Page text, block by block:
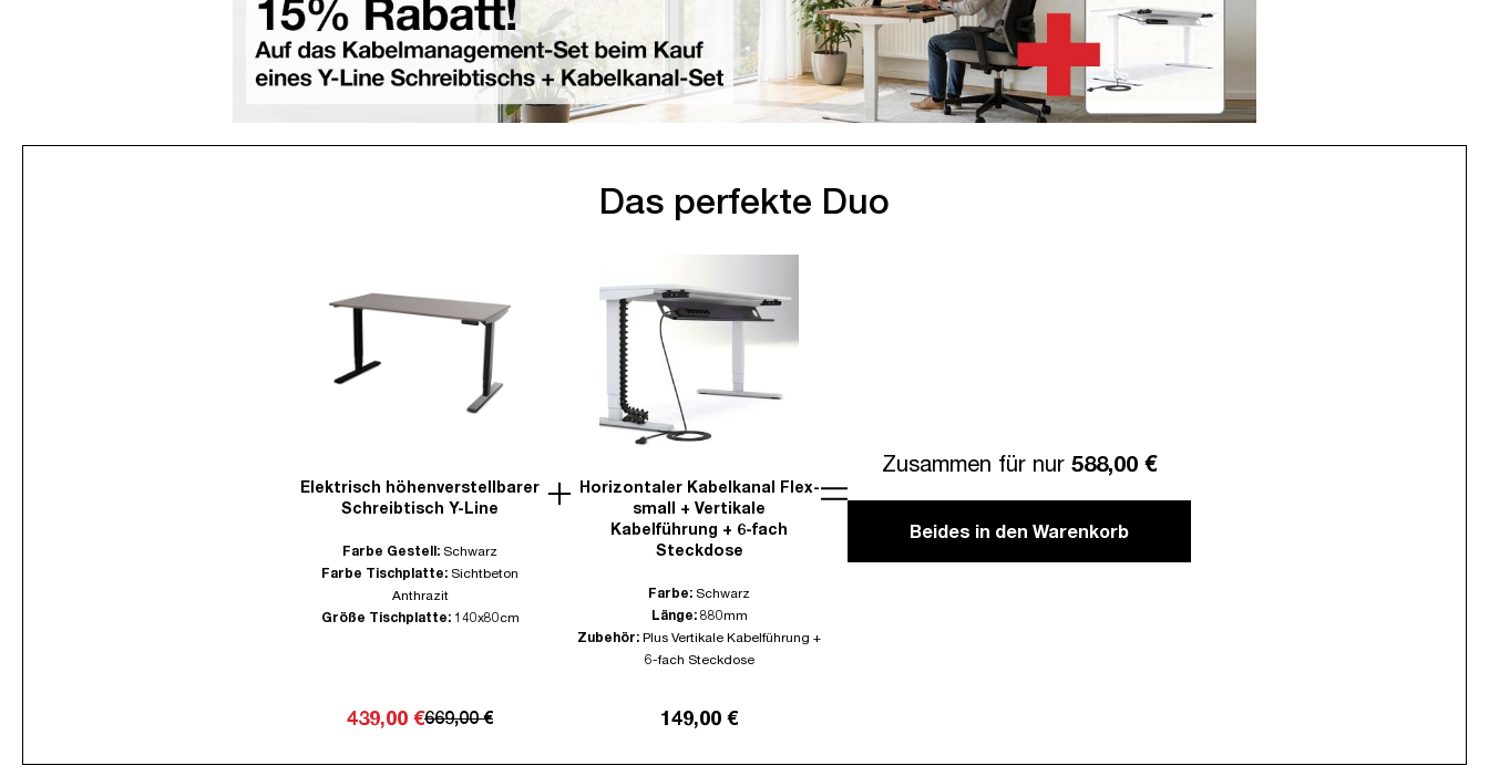
Das perfekte Duo
Elektrisch höhenverstellbarer
Schreibtisch Y-Line
Farbe Gestell: Schwarz
Farbe Tischplatte: Sichtbeton
Anthrazit
Größe Tischplatte: 140x80cm
439,00 €669,00 €
Horizontaler Kabelkanal Flex-
small + Vertikale
Kabelführung + 6-fach
Steckdose
Farbe: Schwarz
Länge: 880mm
Zubehör: Plus Vertikale Kabelführung +
6-fach Steckdose
149,00 €
Zusammen für nur 588,00 €
Beides in den Warenkorb